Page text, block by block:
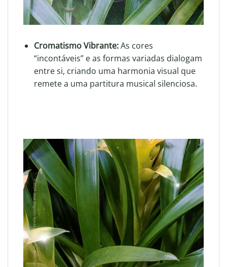
Cromatismo Vibrante:As cores
“incontáveis” e as formas variadas dialogam
entre si, criando uma harmonia visual que
remete a uma partitura musical silenciosa.